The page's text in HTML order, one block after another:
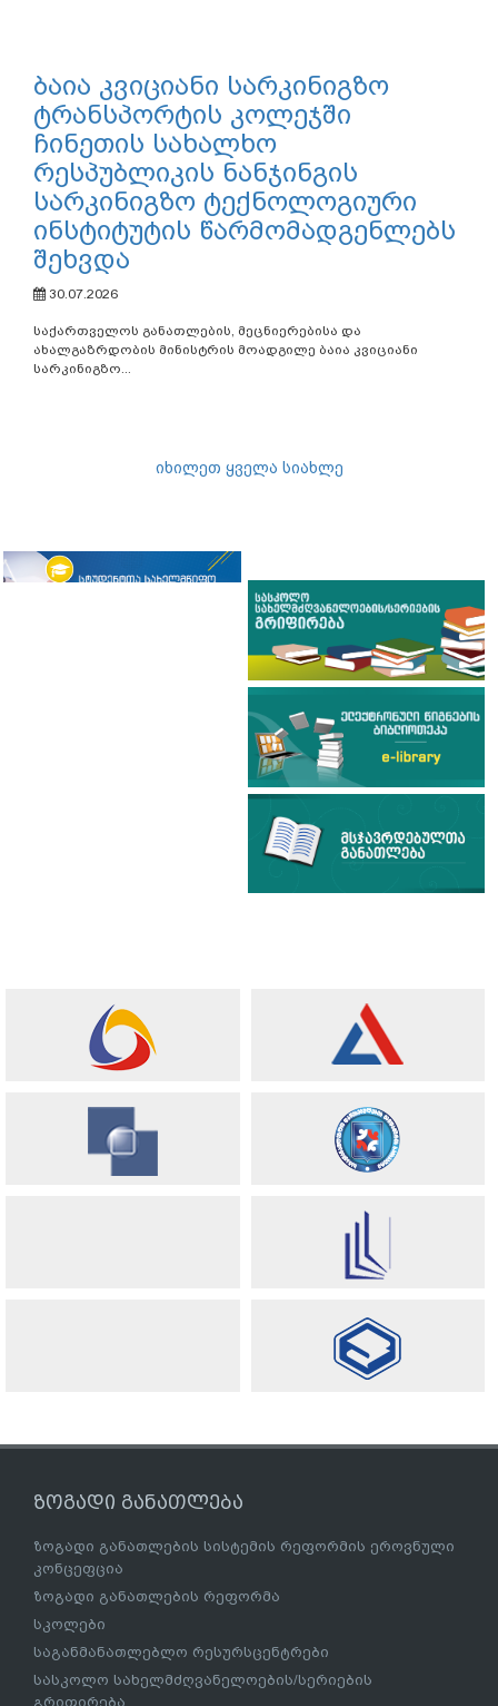
ბაია კვიციანი სარკინიგზო
ტრანსპორტის კოლეჯში
ჩინეთის სახალხო
რესპუბლიკის ნანჯინგის
სარკინიგზო ტექნოლოგიური
ინსტიტუტის წარმომადგენლებს
შეხვდა
30.07.2026
საქართველოს განათლების, მეცნიერებისა და
ახალგაზრდობის მინისტრის მოადგილე ბაია კვიციანი
სარკინიგზო...
იხილეთ ყველა სიახლე
ზოგადი განათლება
ზოგადი განათლების სისტემის რეფორმის ეროვნული
კონცეფცია
ზოგადი განათლების რეფორმა
სკოლები